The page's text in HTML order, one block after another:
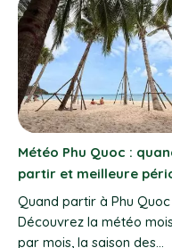
Marchés de Vung Tau
avec Vietnam Evasion :
fruits de mer & guide
voyage
Explorez les marchés de